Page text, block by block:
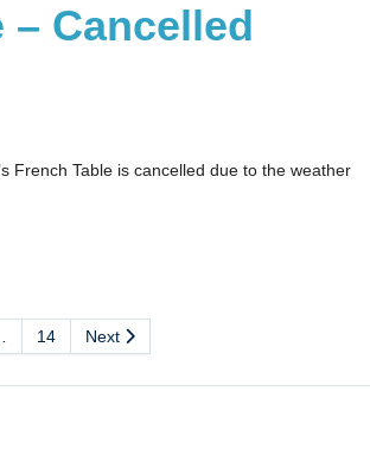
– Cancelled
French Table is cancelled due to the weather
14 Next